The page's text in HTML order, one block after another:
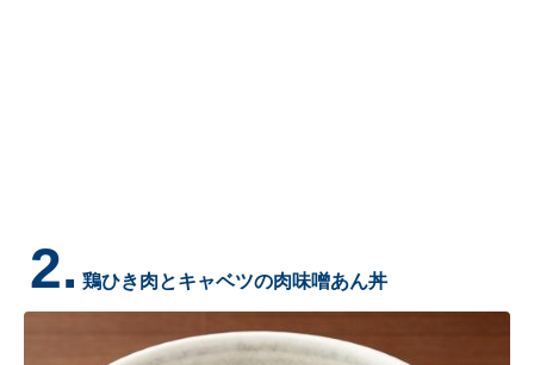
2. 鶏ひき肉とキャベツの肉味噌あん丼